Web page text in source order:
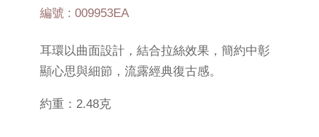
編號 : 009953EA
耳環以曲面設計，結合拉絲效果，簡約中彰
顯心思與細節，流露經典復古感。
約重：2.48克